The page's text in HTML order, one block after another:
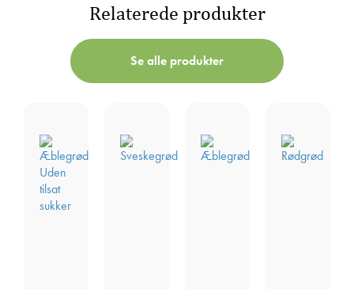
Relaterede produkter
Se alle produkter